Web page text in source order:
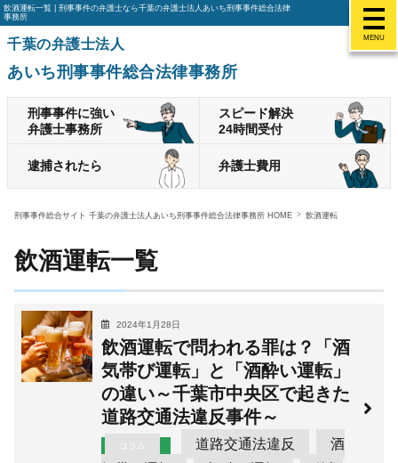
MENU
飲酒運転一覧 | 刑事事件の弁護士なら千葉の弁護士法人あいち刑事事件総合法律
事務所
千葉の弁護士法人
あいち刑事事件総合法律事務所
刑事事件に強い
弁護士事務所
スピード解決
24時間受付
逮捕されたら 弁護士費用
刑事事件総合サイト 千葉の弁護士法人あいち刑事事件総合法律事務所 HOME 飲酒運転
飲酒運転一覧
2024年1月28日
飲酒運転で問われる罪は？「酒
気帯び運転」と「酒酔い運転」
の違い～千葉市中央区で起きた
道路交通法違反事件～
コラム 道路交通法違反
酒